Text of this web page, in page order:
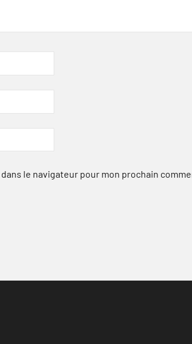
le navigateur pour mon prochain